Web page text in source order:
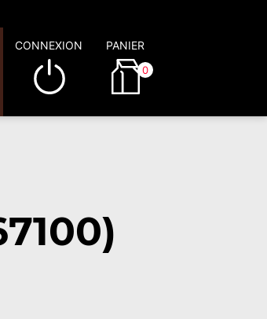
CONNEXION PANIER
0